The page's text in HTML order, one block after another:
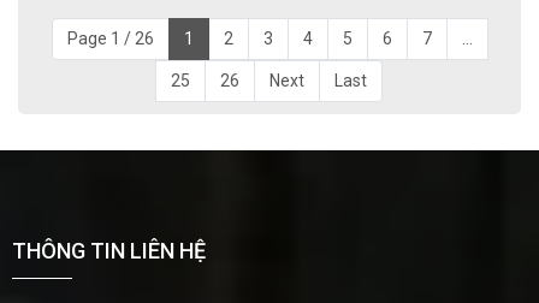
Page 1 / 26 1 2 3 4 5 6 7
25 26 Next Last
THÔNG TIN LIÊN HỆ